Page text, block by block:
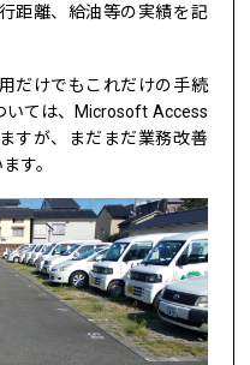
距離、給油等の実績を記
だけでもこれだけの手続
いては、Microsoft Access
すが、まだまだ業務改善
す。